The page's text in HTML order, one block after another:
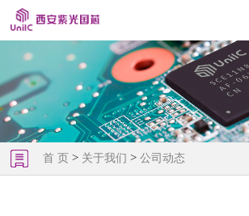
首 页> 关于我们 >公司动态